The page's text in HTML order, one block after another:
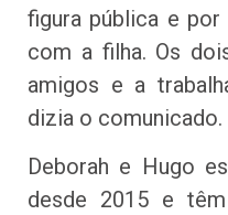
figura pública e por
com a filha. Os
amigos e a
dizia o comunicado.
Deborah e Hugo
desde 2015 e